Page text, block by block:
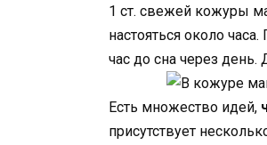
1 ст. свежей кожуры
настояться около
час до сна через день.
Есть множество идей,
присутствует